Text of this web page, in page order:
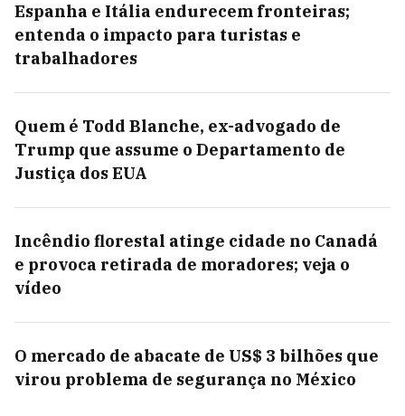
Espanha e Itália endurecem fronteiras;
entenda o impacto para turistas e
trabalhadores
Quem é Todd Blanche, ex-advogado de
Trump que assume o Departamento de
Justiça dos EUA
Incêndio florestal atinge cidade no Canadá
e provoca retirada de moradores; veja o
vídeo
O mercado de abacate de US$ 3 bilhões que
virou problema de segurança no México